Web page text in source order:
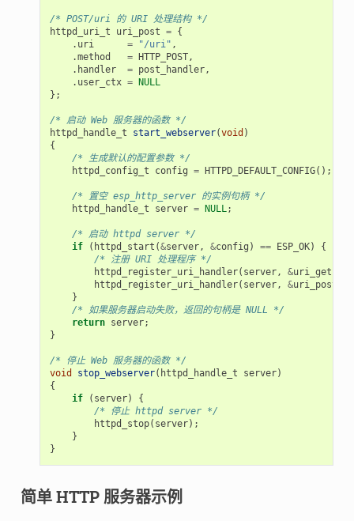
/* POST/uri 的 URI 处理结构 */
httpd_uri_t
uri_post = {
. uri = "/uri" ,
.method = HTTP_POST,
. handler = post_handler,
. user_ctx = NULL
};
/* 启动 Web 服务器的函数 */
httpd_handle_t
start_webserver(void )
{
/* 生成默认的配置参数 */
httpd_config_t
config = HTTPD_DEFAULT_CONFIG();
/* 置空 esp_http_server 的实例句柄 */
httpd_handle_t
server = NULL;
/* 启动 httpd server */
if
( httpd_start (&server, &config ) == ESP_OK)
{
/* 注册 URI 处理程序 */
httpd_register_uri_handler( server, &uri_get
httpd_register_uri_handler( server, &uri_post
}
/* 如果服务器启动失败，返回的句柄是 NULL */
return server;
}
/* 停止 Web 服务器的函数 */
void
stop_webserver( httpd_handle_t server)
{
if
( server)
{
/* 停止 httpd server */
httpd_stop( server);
}
}
简单 HTTP 服务器示例